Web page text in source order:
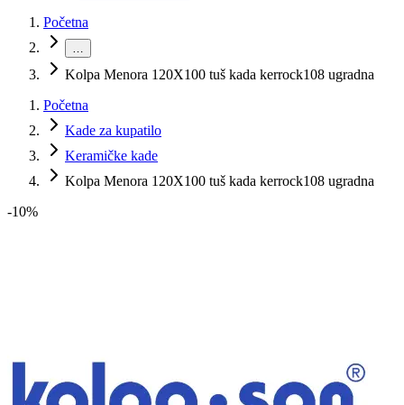
Početna
…
Kolpa Menora 120X100 tuš kada kerrock108 ugradna
Početna
Kade za kupatilo
Keramičke kade
Kolpa Menora 120X100 tuš kada kerrock108 ugradna
-10%